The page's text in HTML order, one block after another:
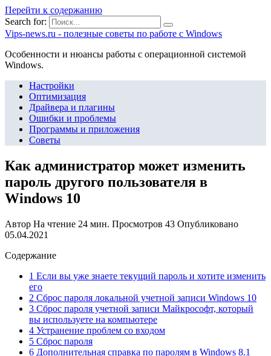
Перейти к содержанию
Search for:
Vips-news.ru - полезные советы по работе с Windows
Особенности и нюансы работы с операционной системой
Windows.
Настройки
Оптимизация
Драйвера и плагины
Ошибки и проблемы
Программы и приложения
Советы
Как администратор может изменить
пароль другого пользователя в
Windows 10
Автор На чтение 24 мин. Просмотров 43 Опубликовано
05.04.2021
Содержание
1 Если вы уже знаете текущий пароль и хотите изменить
его
2 Сброс пароля локальной учетной записи Windows 10
3 Сброс пароля учетной записи Майкрософт, который
вы используете на компьютере
4 Устранение проблем со входом
5 Сброс пароля
6 Дополнительная справка по паролям в Windows 8.1